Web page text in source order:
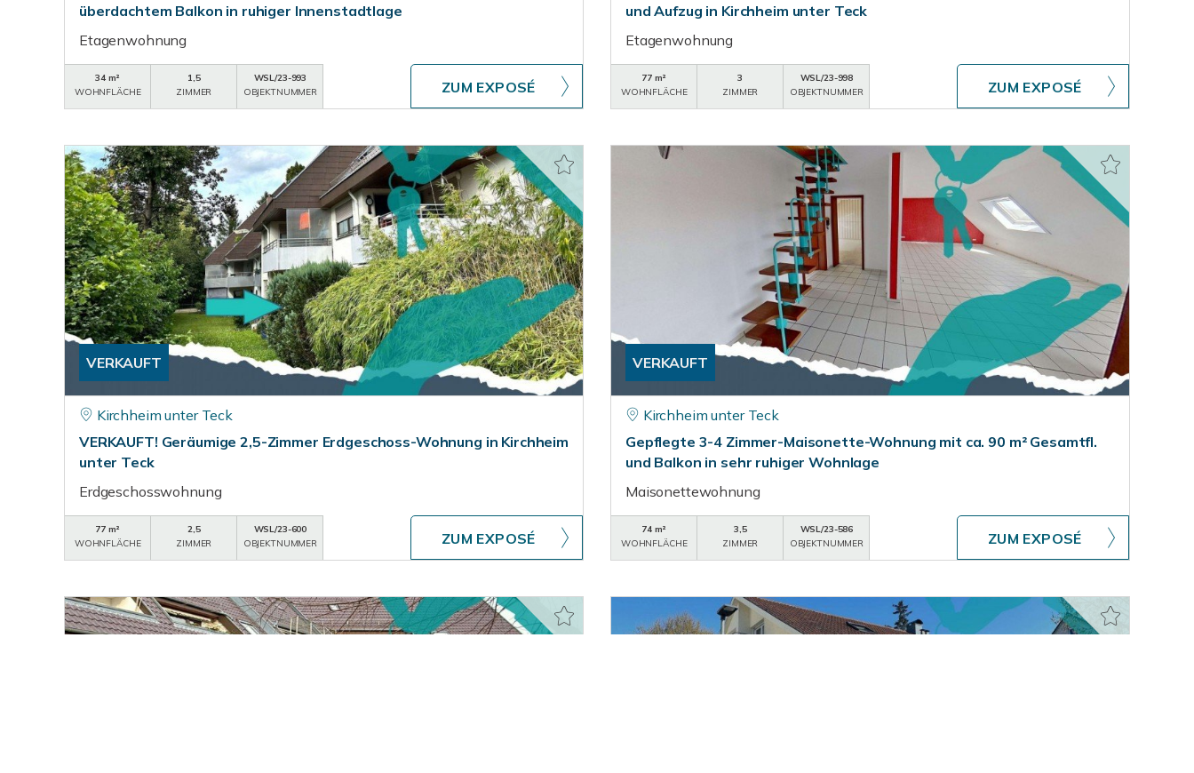
überdachtem Balkon in ruhiger Innenstadtlage
Etagenwohnung
34 m²
WOHNFLÄCHE
1,5
ZIMMER
WSL/23-993
OBJEKTNUMMER
ZUM EXPOSÉ
und Aufzug in Kirchheim unter Teck
Etagenwohnung
77 m²
WOHNFLÄCHE
3
ZIMMER
WSL/23-998
OBJEKTNUMMER
ZUM EXPOSÉ
VERKAUFT
Kirchheim unter Teck
VERKAUFT! Geräumige 2,5-Zimmer Erdgeschoss-Wohnung in Kirchheim
unter Teck
Erdgeschosswohnung
77 m²
WOHNFLÄCHE
2,5
ZIMMER
WSL/23-600
OBJEKTNUMMER
ZUM EXPOSÉ
VERKAUFT
Kirchheim unter Teck
Gepflegte 3-4 Zimmer-Maisonette-Wohnung mit ca. 90 m² Gesamtfl.
und Balkon in sehr ruhiger Wohnlage
Maisonettewohnung
74 m²
WOHNFLÄCHE
3,5
ZIMMER
WSL/23-586
OBJEKTNUMMER
ZUM EXPOSÉ